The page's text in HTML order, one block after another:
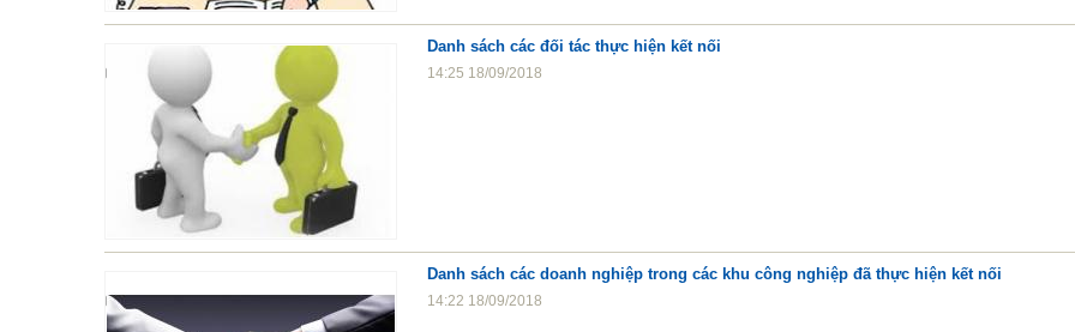
Danh sách các đối tác thực hiện kết nối
14:25 18/09/2018
Danh sách các doanh nghiệp trong các khu công nghiệp đã thực hiện kết nối
14:22 18/09/2018